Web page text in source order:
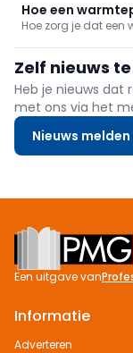
Hoe een
Hoe zorg je dat
Thomas More,
Thermi-Var samen
Zelf nieuws
Heb je nieuws dat
met ons via het
Nieuws melden
Footer
Een uitgave van
Informatie
Adverteren